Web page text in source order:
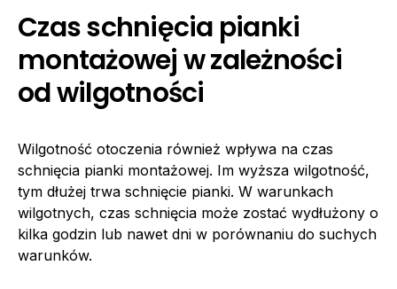
Czas schnięcia pianki
montażowej w zależności
od wilgotności
Wilgotność otoczenia również wpływa na czas
schnięcia pianki montażowej. Im wyższa wilgotność,
tym dłużej trwa schnięcie pianki. W warunkach
wilgotnych, czas schnięcia może zostać wydłużony o
kilka godzin lub nawet dni w porównaniu do suchych
warunków.